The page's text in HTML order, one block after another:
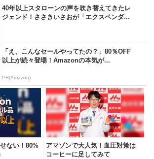
40年以上スタローンの声を吹き替えてきたレ
ジェンド！ささきいさおが「エクスペンダ...
「え、こんなセールやってたの？」80％OFF
以上が続々登場！Amazonの本気が...
PR(Amazon)
ない！80%
アマゾンで大人気！血圧対策は
コーヒーに足してみて